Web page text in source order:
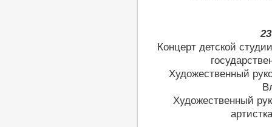
Концерт детской
Художественный
Художественный